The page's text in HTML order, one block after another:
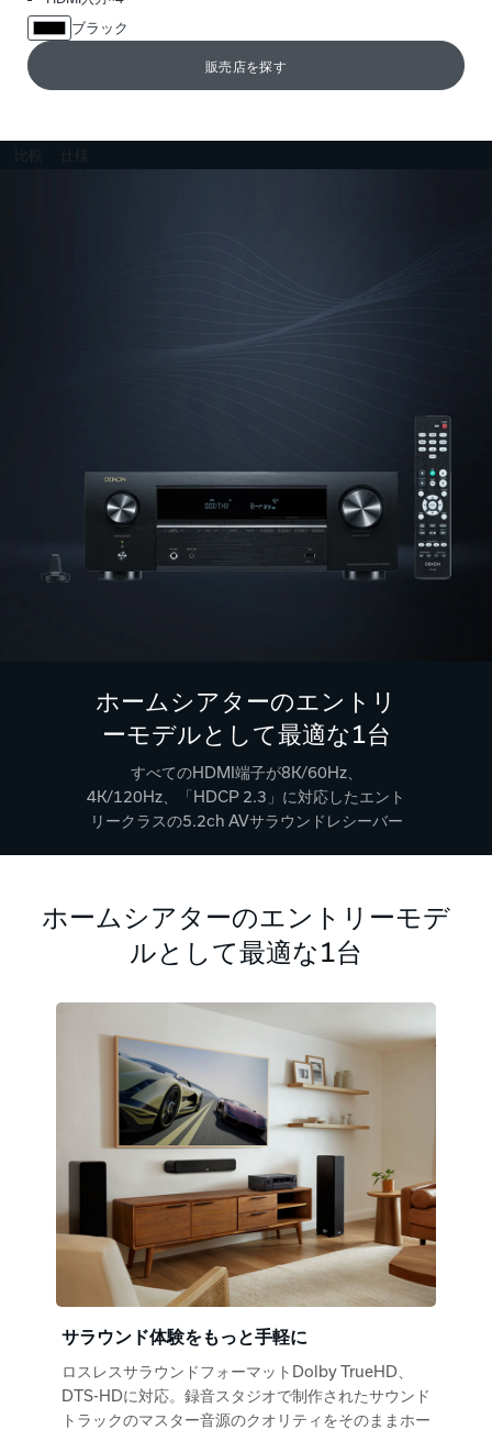
ブラック
販売店を探す
ホームシアターのエントリ
ーモデルとして最適な1台
すべてのHDMI端子が8K/60Hz、
4K/120Hz、「HDCP 2.3」に対応したエント
リークラスの5.2ch AVサラウンドレシーバー
ホームシアターのエントリーモデ
ルとして最適な1台
サラウンド体験をもっと手軽に
ロスレスサラウンドフォーマットDolby TrueHD、
DTS-HDに対応。録音スタジオで制作されたサウンド
トラックのマスター音源のクオリティをそのままホー